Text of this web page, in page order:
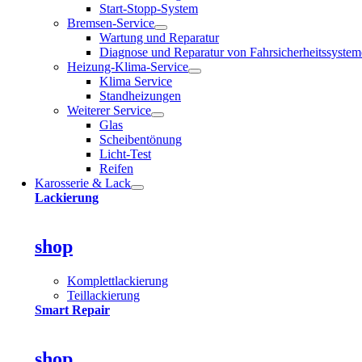
Start-Stopp-System
Bremsen-Service
Wartung und Reparatur
Diagnose und Reparatur von
Heizung-Klima-Service
Klima Service
Standheizungen
Weiterer Service
Glas
Scheibentönung
Licht-Test
Reifen
Karosserie & Lack
Lackierung
shop
Komplettlackierung
Teillackierung
Smart Repair